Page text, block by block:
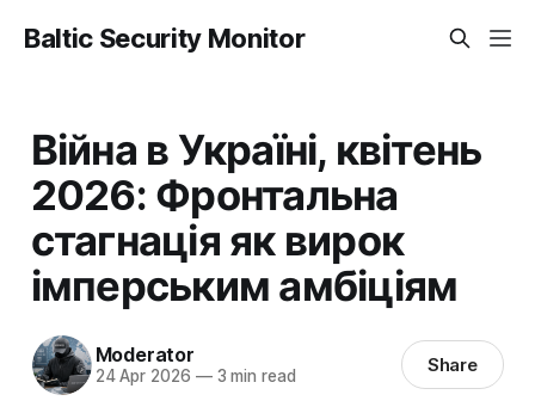
Baltic Security Monitor
Війна в Україні, квітень
2026: Фронтальна
стагнація як вирок
імперським амбіціям
Moderator
24 Apr 2026 —3 min read Share